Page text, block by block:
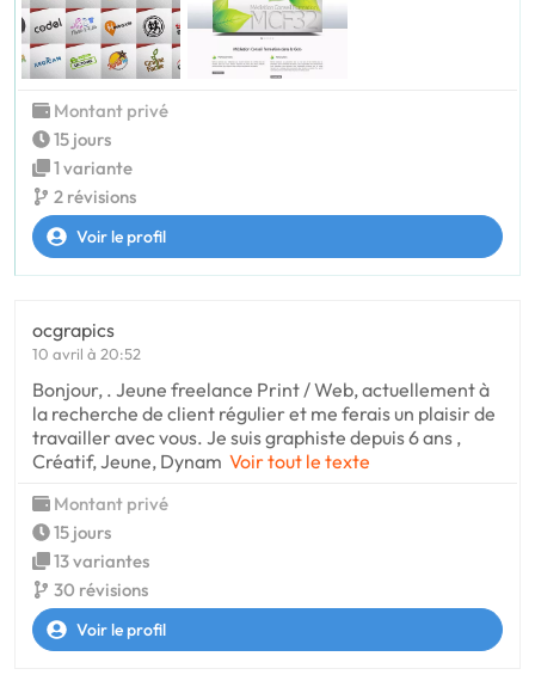
Montant privé
15 jours
1 variante
2 révisions
Voir le profil
ocgrapics
10 avril à 20:52
Bonjour, . Jeune freelance Print / Web, actuellement à
la recherche de client régulier et me ferais un plaisir de
travailler avec vous. Je suis graphiste depuis 6 ans ,
Créatif, Jeune, Dynam Voir tout le texte
Montant privé
15 jours
13 variantes
30 révisions
Voir le profil